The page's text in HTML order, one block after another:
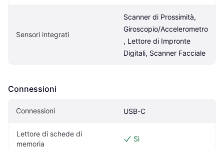
Sensori integrati
Scanner di Prossimità,
Giroscopio/Accelerometro
, Lettore di Impronte
Digitali, Scanner Facciale
Connessioni
Connessioni USB-C
Lettore di schede di
memoria
Sì